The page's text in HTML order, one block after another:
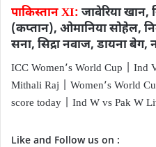
​पाकिस्तान XI: जावेरिया खान,
(कप्तान), ओमानिया सोहेल,
सना, सिद्रा नवाज, डायना
ICC Women’s World Cup | Ind
Mithali Raj | Women’s World
score today | Ind W vs Pak W
Like and Follow us on :